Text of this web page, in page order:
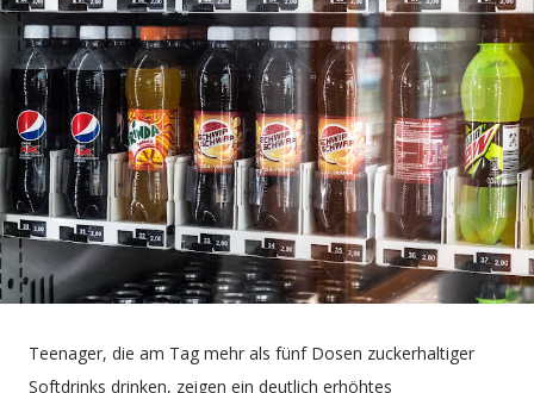
Teenager, die am Tag mehr als fünf Dosen zuckerhaltiger
Softdrinks drinken, zeigen ein deutlich erhöhtes